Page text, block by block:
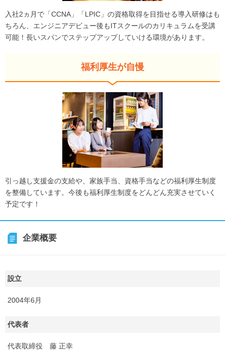
入社2ヵ月で「CCNA」「LPIC」の資格取得を目指せる導入研修はも
ちろん、エンジニアデビュー後もITスクールのカリキュラムを受講
可能！長いスパンでステップアップしていける環境があります。
福利厚生が自慢
引っ越し支援金の支給や、家族手当、資格手当などの福利厚生制度
を整備しています。今後も福利厚生制度をどんどん充実させていく
予定です！
企業概要
設立
2004年6月
代表者
代表取締役 藤 正幸